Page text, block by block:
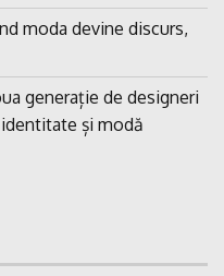
moda devine discurs,
generație de designeri
și modă